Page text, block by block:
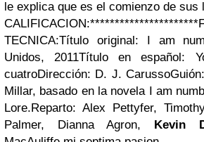
le explica que es el comienzo de sus
CALIFICACION:**********************
TECNICA:Título original: I am
Unidos, 2011Título en español:
cuatroDirección: D. J. Carusso
Millar, basado en la novela I am
Lore.Reparto: Alex Pettyfer,
Palmer, Dianna Agron, Kevin